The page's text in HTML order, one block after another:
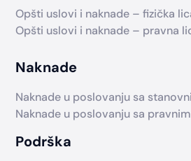
Opšti uslovi i naknade – fizička
Opšti uslovi i naknade – pravna
Naknade
Naknade u poslovanju sa
Naknade u poslovanju sa
Podrška